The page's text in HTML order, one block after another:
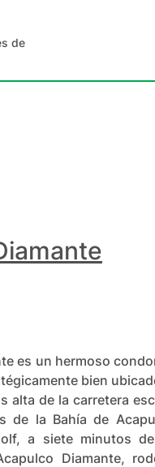
de
es un hermoso
bien
alta de la carretera
de la Bahía de
a siete minutos
Diamante,